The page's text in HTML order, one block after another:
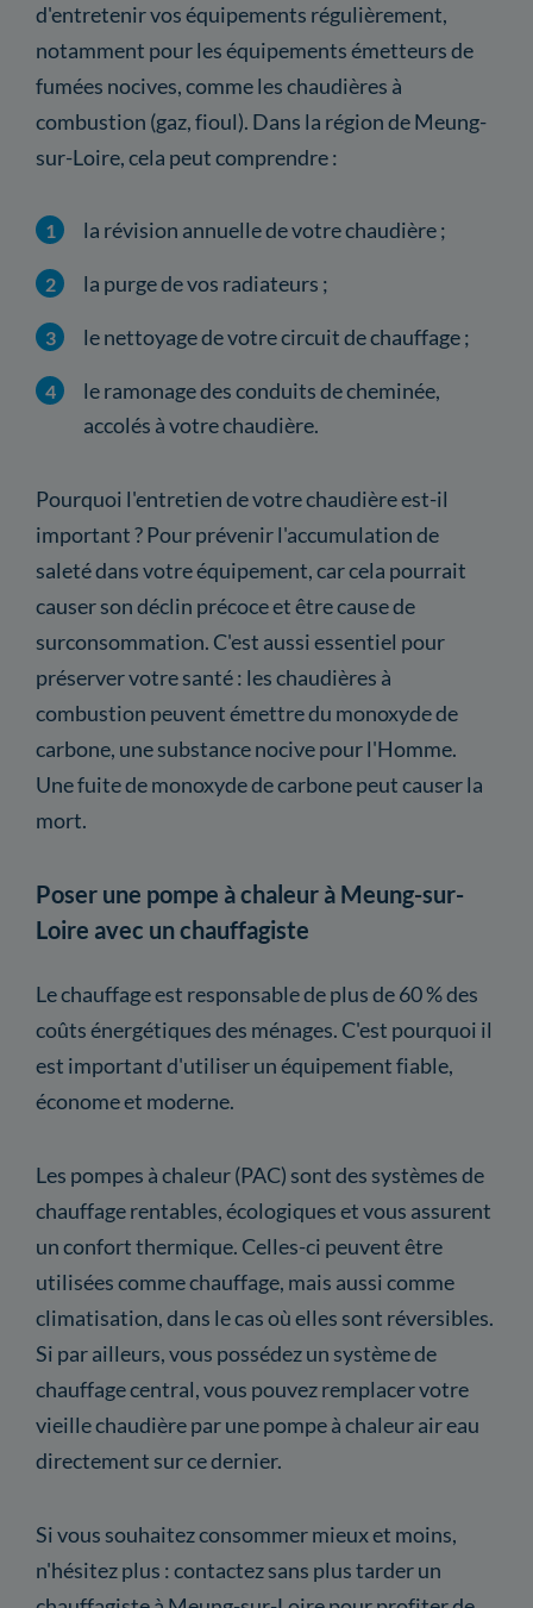
d'entretenir vos équipements régulièrement,
notamment pour les équipements émetteurs de
fumées nocives, comme les chaudières à
combustion (gaz, fioul). Dans la région de Meung-
sur-Loire, cela peut comprendre :
la révision annuelle de votre chaudière ;
la purge de vos radiateurs ;
le nettoyage de votre circuit de chauffage ;
le ramonage des conduits de cheminée,
accolés à votre chaudière.
Pourquoi l'entretien de votre chaudière est-il
important ? Pour prévenir l'accumulation de
saleté dans votre équipement, car cela pourrait
causer son déclin précoce et être cause de
surconsommation. C'est aussi essentiel pour
préserver votre santé : les chaudières à
combustion peuvent émettre du monoxyde de
carbone, une substance nocive pour l'Homme.
Une fuite de monoxyde de carbone peut causer la
mort.
Poser une pompe à chaleur à Meung-sur-
Loire avec un chauffagiste
Le chauffage est responsable de plus de 60 % des
coûts énergétiques des ménages. C'est pourquoi il
est important d'utiliser un équipement fiable,
économe et moderne.
Les pompes à chaleur (PAC) sont des systèmes de
chauffage rentables, écologiques et vous assurent
un confort thermique. Celles-ci peuvent être
utilisées comme chauffage, mais aussi comme
climatisation, dans le cas où elles sont réversibles.
Si par ailleurs, vous possédez un système de
chauffage central, vous pouvez remplacer votre
vieille chaudière par une pompe à chaleur air eau
directement sur ce dernier.
Si vous souhaitez consommer mieux et moins,
n'hésitez plus : contactez sans plus tarder un